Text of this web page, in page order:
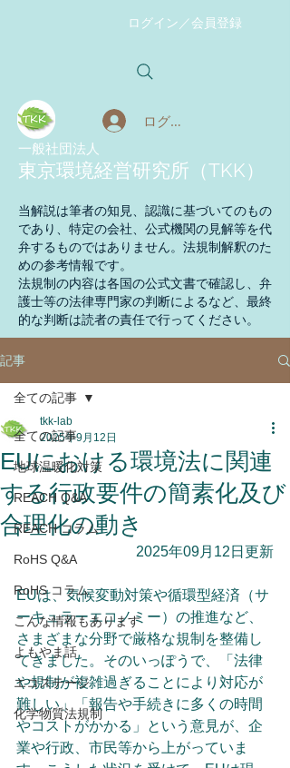
ログイン／会員登録
ログイン
​一般社団法人
東京環境経営研究所（TKK）
当解説は筆者の知見、認識に基づいてのもの
であり、特定の会社、公式機関の見解等を代
弁するものではありません。法規制解釈のた
めの参考情報です。
法規制の内容は各国の公式文書で確認し、弁
護士等の法律専門家の判断によるなど、最終
的な判断は読者の責任で行ってください。
記事
全ての記事
地球温暖化対策
REACH Q&A
REACH コラム
RoHS Q&A
RoHS コラム
こんな情報もあります
よもやま話
エコステージ
化学物質法規制
全ての記事
EUにおける環境法に関連
する行政要件の簡素化及び
合理化の動き
tkk-lab
2025年9月12日
2025年09月12日更新
EUは、気候変動対策や循環型経済（サ
ーキュラーエコノミー）の推進など、
さまざまな分野で厳格な規制を整備し
てきました。そのいっぽうで、「法律
や規制が複雑過ぎることにより対応が
難しい」「報告や手続きに多くの時間
やコストがかかる」という意見が、企
業や行政、市民等から上がっていま